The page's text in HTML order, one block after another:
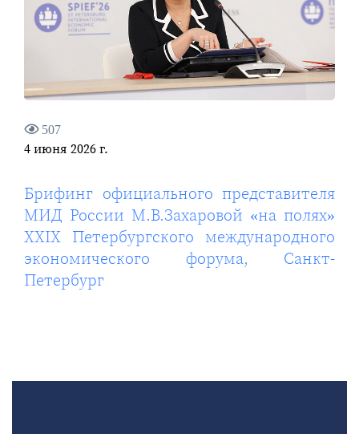
507
4 июня 2026 г.
Брифинг официального представителя
МИД России М.В.Захаровой «на полях»
XXIX Петербургского международного
экономического форума, Санкт-
Петербург